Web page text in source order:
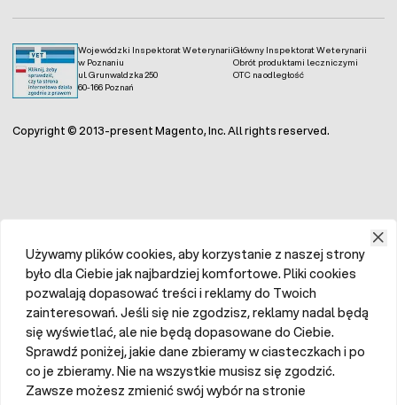
Wojewódzki Inspektorat Weterynarii
w Poznaniu
ul. Grunwaldzka 250
60-166 Poznań
Główny Inspektorat Weterynarii
Obrót produktami leczniczymi
OTC na odległość
Copyright © 2013-present Magento, Inc. All rights reserved.
Używamy plików cookies, aby korzystanie z naszej strony
było dla Ciebie jak najbardziej komfortowe. Pliki cookies
pozwalają dopasować treści i reklamy do Twoich
zainteresowań. Jeśli się nie zgodzisz, reklamy nadal będą
się wyświetlać, ale nie będą dopasowane do Ciebie.
Sprawdź poniżej, jakie dane zbieramy w ciasteczkach i po
co je zbieramy. Nie na wszystkie musisz się zgodzić.
Zawsze możesz zmienić swój wybór na stronie